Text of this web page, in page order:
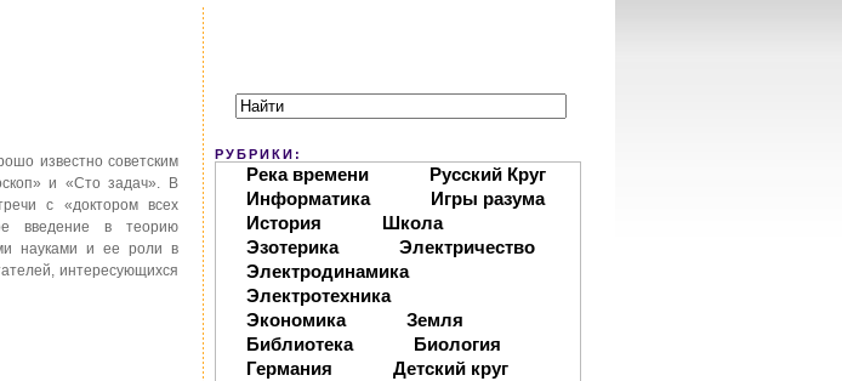
известно советским
и «Сто задач». В
с «доктором всех
введение в теорию
науками и ее роли в
интересующихся
РУБРИКИ:
Река времени
Русский Круг
Информатика
Игры разума
История
Школа
Эзотерика
Электричество
Электродинамика
Электротехника
Экономика
Земля
Библиотека
Биология
Германия
Детский круг